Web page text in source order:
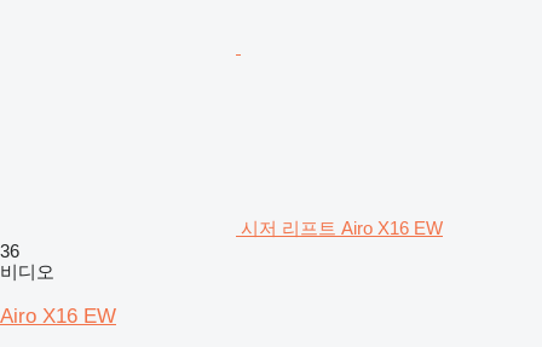
시저 리프트 Airo X16 EW
36
비디오
Airo X16 EW